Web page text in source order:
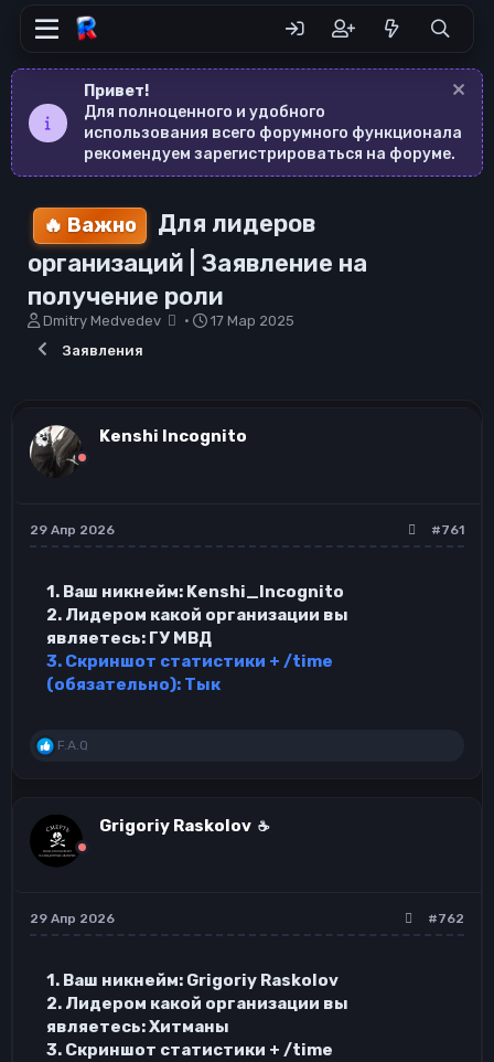
Привет!
Для полноценного и удобного
использования всего форумного функционала
рекомендуем зарегистрироваться на форуме.
Важно
Для лидеров
организаций | Заявление на
получение роли
А
в
т
е
м
Dmitry Medvedev
Д
ч
17 Мар 2025
Заявления
Kenshi Incognito
29 Апр 2026 #761
1. Ваш никнейм: Kenshi_Incognito
2. Лидером какой организации вы
являетесь: ГУ МВД
3. Скриншот статистики + /time
(обязательно): Тык
Р
ц
и
и
:
F.A.Q
Grigoriy Raskolov ☕
29 Апр 2026 #762
1. Ваш никнейм: Grigoriy Raskolov
2. Лидером какой организации вы
являетесь: Хитманы
3. Скриншот статистики + /time